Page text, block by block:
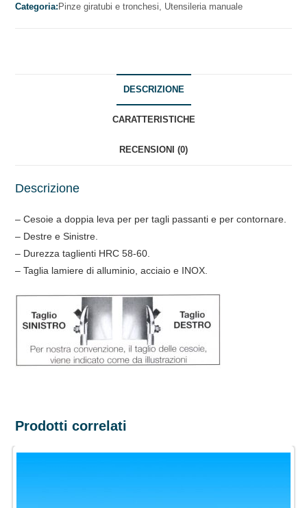
Categoria:Pinze giratubi e tronchesi, Utensileria manuale
DESCRIZIONE
CARATTERISTICHE
RECENSIONI (0)
Descrizione
– Cesoie a doppia leva per per tagli passanti e per contornare.
– Destre e Sinistre.
– Durezza taglienti HRC 58-60.
– Taglia lamiere di alluminio, acciaio e INOX.
Prodotti correlati